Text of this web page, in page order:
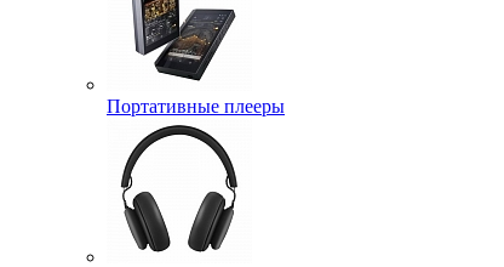
Портативные плееры